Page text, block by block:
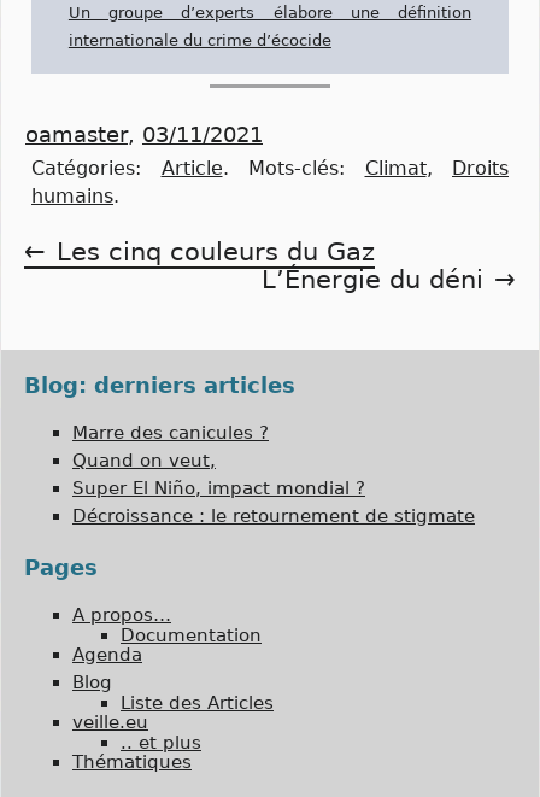
Un groupe d’experts élabore une définition
internationale du crime d’écocide
oamaster, 03/11/2021
Catégories: Article. Mots-clés: Climat, Droits
humains.
Navigation
l’article
Les cinq couleurs du Gaz
L’Énergie du déni
Blog: derniers articles
Marre des canicules ?
Quand on veut,
Super El Niño, impact mondial ?
Décroissance : le retournement de stigmate
Pages
A propos…
Documentation
Agenda
Blog
Liste des Articles
veille.eu
.. et plus
Thématiques